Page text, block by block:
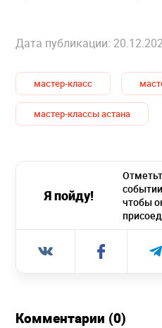
Дата публикации:
мастер-класс
мастер-классы астана
Я пойду!
чтобы
Комментарии (0)